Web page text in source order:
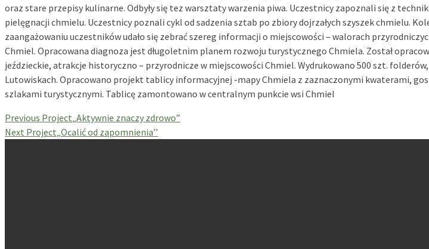
oraz stare przepisy kulinarne. Odbyły się tez warsztaty warzenia piwa. Uczestnicy zapoznali się z
pielęgnacji chmielu. Uczestnicy poznali cykl od sadzenia sztab po zbiory dojrzałych szyszek chmielu.
zaangażowaniu uczestników udało się zebrać szereg informacji o miejscowości – walorach
Chmiel. Opracowana diagnoza jest długoletnim planem rozwoju turystycznego Chmiela. Został
jeździeckie, atrakcje historyczno – przyrodnicze w miejscowości Chmiel. Wydrukowano 500 szt.
Lutowiskach. Opracowano projekt tablicy informacyjnej -mapy Chmiela z zaznaczonymi kwaterami,
szlakami turystycznymi. Tablicę zamontowano w centralnym punkcie wsi Chmiel
Previous Project „Aktywnie znaczy zdrowo”
Next Project „Ocalić od zapomnienia’’